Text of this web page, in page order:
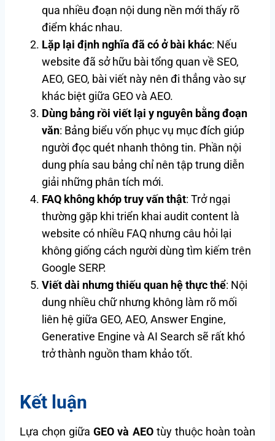
qua nhiều đoạn nội dung nền mới thấy rõ
điểm khác nhau.
Lặp lại định nghĩa đã có ở bài khác: Nếu
website đã sở hữu bài tổng quan về SEO,
AEO, GEO, bài viết này nên đi thẳng vào sự
khác biệt giữa GEO và AEO.
Dùng bảng rồi viết lại y nguyên bằng đoạn
văn: Bảng biểu vốn phục vụ mục đích giúp
người đọc quét nhanh thông tin. Phần nội
dung phía sau bảng chỉ nên tập trung diễn
giải những phân tích mới.
FAQ không khớp truy vấn thật: Trở ngại
thường gặp khi triển khai audit content là
website có nhiều FAQ nhưng câu hỏi lại
không giống cách người dùng tìm kiếm trên
Google SERP.
Viết dài nhưng thiếu quan hệ thực thể: Nội
dung nhiều chữ nhưng không làm rõ mối
liên hệ giữa GEO, AEO, Answer Engine,
Generative Engine và AI Search sẽ rất khó
trở thành nguồn tham khảo tốt.
Kết luận
Lựa chọn giữaGEO và AEOtùy thuộc hoàn toàn